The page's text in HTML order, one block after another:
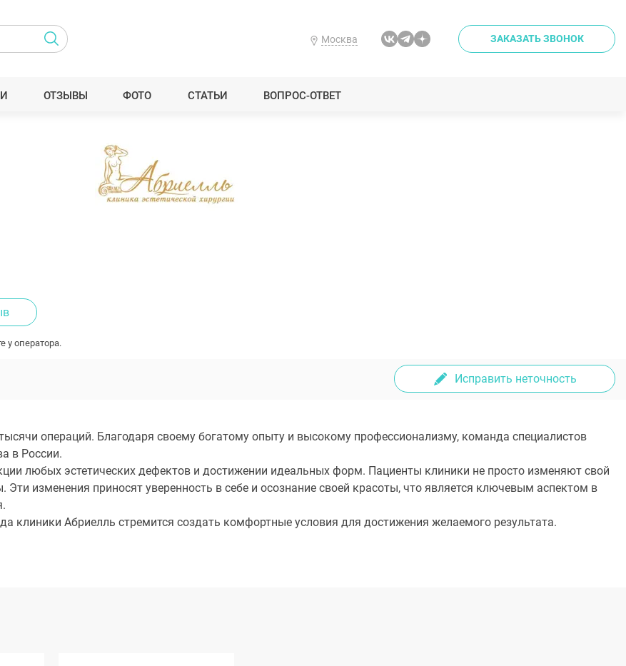
Москва ЗАКАЗАТЬ ЗВОНОК
ОТЗЫВЫ ФОТО СТАТЬИ ВОПРОС-ОТВЕТ
у оператора.
Исправить неточность
операций. Благодаря своему богатому опыту и высокому профессионализму, команда специалистов
в России.
любых эстетических дефектов и достижении идеальных форм. Пациенты клиники не просто изменяют свой
изменения приносят уверенность в себе и осознание своей красоты, что является ключевым аспектом в
клиники Абриелль стремится создать комфортные условия для достижения желаемого результата.